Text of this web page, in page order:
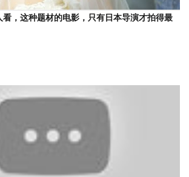
看，这种题材的电影，只有日本导演才拍得最